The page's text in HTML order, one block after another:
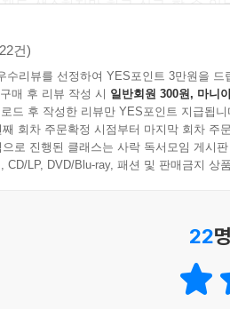
도 생소하지만 하고 싶고 할 수
만 그는 이렇게 약속한다. 진짜로 그
그 스스로 에세이는 편집자가 얼마
때문이다.
그 ‘약속’을 지키려고 분투해 온
책은 빛나는 에세이를 만들고 싶
읽는 독자에게는 따뜻한 감동을 준
가를 알아보는 편집자가 계약서를 꺼
자는 ‘작가 되기’에 관심 없는 사람
건)
수리뷰를 선정하여 YES포인트 3만원을 드
매 후 리뷰 작성 시 일반회원 300원, 마니
드 후 작성한 리뷰만 YES포인트 지급됩니
째 회차 주문확정 시점부터 마지막 회차 주
로 진행된 클래스는 사락 독서모임 게시
CD/LP, DVD/Blu-ray, 패션 및 판매금지 상
22